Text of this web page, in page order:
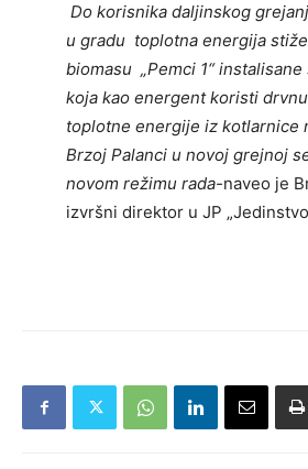
Do korisnika daljinskog
u gradu toplotna energija
biomasu „Pemci 1“
koja kao energent koristi
toplotne energije iz kotlarnice
Brzoj Palanci u novoj grejnoj
novom režimu rada-naveo je
izvršni direktor u JP